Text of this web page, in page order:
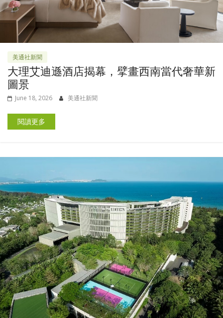
美通社新聞
大理艾迪遜酒店揭幕，擘畫西南當代奢華新
圖景
June 18, 2026 美通社新聞
閱讀更多